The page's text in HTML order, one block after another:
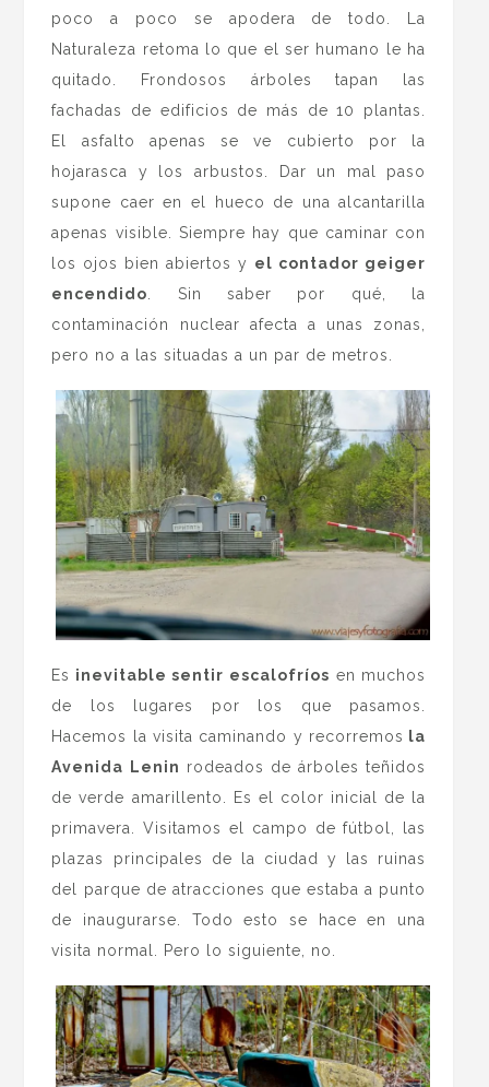
poco a poco se apodera de todo. La
Naturaleza retoma lo que el ser humano le ha
quitado. Frondosos árboles tapan las
fachadas de edificios de más de 10 plantas.
El asfalto apenas se ve cubierto por la
hojarasca y los arbustos. Dar un mal paso
supone caer en el hueco de una alcantarilla
apenas visible. Siempre hay que caminar con
los ojos bien abiertos y el contador geiger
encendido . Sin saber por qué, la
contaminación nuclear afecta a unas zonas,
pero no a las situadas a un par de metros.
Es inevitable sentir escalofríos en muchos
de los lugares por los que pasamos.
Hacemos la visita caminando y recorremos la
Avenida Lenin rodeados de árboles teñidos
de verde amarillento. Es el color inicial de la
primavera. Visitamos el campo de fútbol, las
plazas principales de la ciudad y las ruinas
del parque de atracciones que estaba a punto
de inaugurarse. Todo esto se hace en una
visita normal. Pero lo siguiente, no.